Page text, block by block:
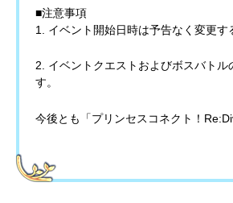
■注意事項
1. イベント開始日時は予告なく変更す
2. イベントクエストおよびボスバト
す。
今後とも「プリンセスコネクト！